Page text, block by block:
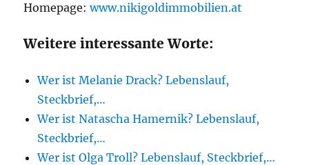
Homepage:www.nikigoldimmobilien.at
Weitere interessante Worte:
Wer ist Melanie Drack? Lebenslauf,
Steckbrief,…
Wer ist Natascha Hamernik? Lebenslauf,
Steckbrief,…
Wer ist Olga Troll? Lebenslauf, Steckbrief,…